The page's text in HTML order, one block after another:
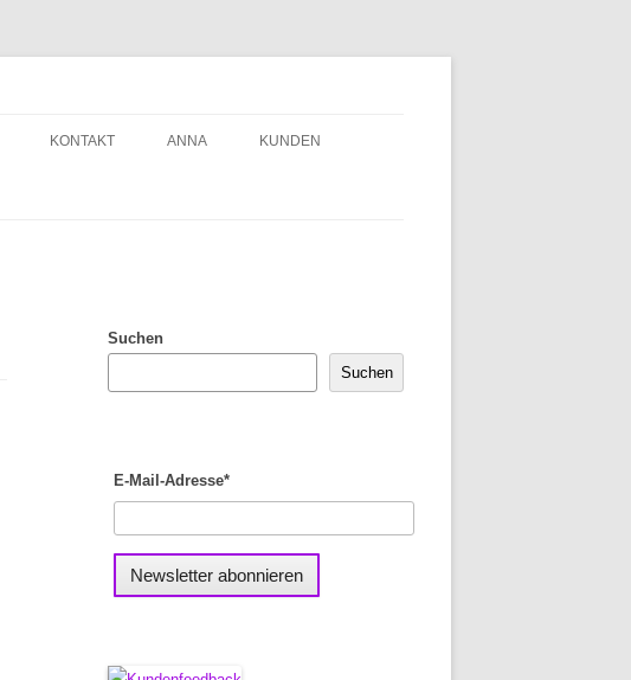
KONTAKT ANNA KUNDEN
Suchen
Suchen
E-Mail-Adresse*